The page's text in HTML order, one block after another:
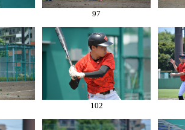
97
102